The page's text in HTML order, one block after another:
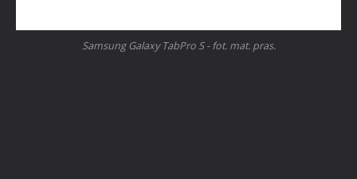
Samsung Galaxy TabPro S - fot. mat. pras.